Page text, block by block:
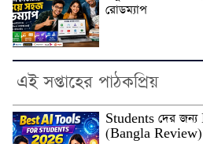
রোডম্যাপ
এই সপ্তাহের পাঠকপ্রিয়
Students দের
(Bangla Review)